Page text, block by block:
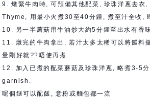
9. 燉緊牛肉時, 可預備其他配菜, 珍珠洋蔥去
Thyme, 用最小火煮30至40分鍾, 煮至汁全收,
10. 另一半蘑菇用牛油炒大約5分鍾至出水有香
11. 燉完的牛肉拿出, 若汁太多太稀可以將餸料
量剛好就 ??唔使再煮.
12. 加入已煮的配菜蘑菇及珍珠洋蔥, 略煮3-
garnish.
呢個餸可以配飯, 意粉或麵包都一流